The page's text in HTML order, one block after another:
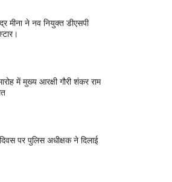
मीना ने नव नियुक्त डीएसपी
में मुख्य आरक्षी गौरी शंकर राम
पर पुलिस अधीक्षक ने दिलाई